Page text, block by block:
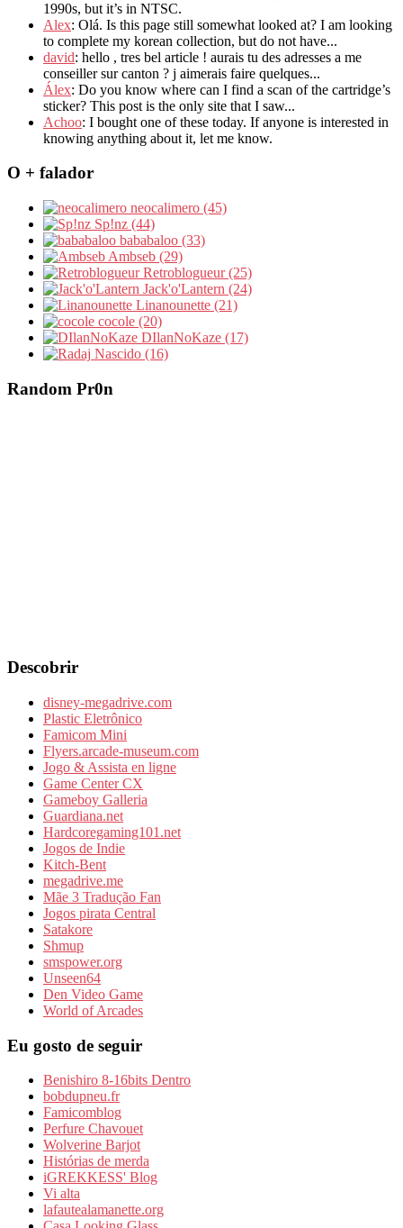
1990s, but it’s in NTSC.
Alex: Olá. Is this page still somewhat looked at? I am looking
to complete my korean collection, but do not have...
david: hello , tres bel article ! aurais tu des adresses a me
conseiller sur canton ? j aimerais faire quelques...
Álex: Do you know where can I find a scan of the cartridge’s
sticker? This post is the only site that I saw...
Achoo: I bought one of these today. If anyone is interested in
knowing anything about it, let me know.
O + falador
neocalimero (45)
Sp!nz (44)
bababaloo (33)
Ambseb (29)
Retroblogueur (25)
Jack'o'Lantern (24)
Linanounette (21)
cocole (20)
DIlanNoKaze (17)
Nascido (16)
Random Pr0n
Descobrir
disney-megadrive.com
Plastic Eletrônico
Famicom Mini
Flyers.arcade-museum.com
Jogo & Assista en ligne
Game Center CX
Gameboy Galleria
Guardiana.net
Hardcoregaming101.net
Jogos de Indie
Kitch-Bent
megadrive.me
Mãe 3 Tradução Fan
Jogos pirata Central
Satakore
Shmup
smspower.org
Unseen64
Den Video Game
World of Arcades
Eu gosto de seguir
Benishiro 8-16bits Dentro
bobdupneu.fr
Famicomblog
Perfure Chavouet
Wolverine Barjot
Histórias de merda
iGREKKESS' Blog
Vi alta
lafautealamanette.org